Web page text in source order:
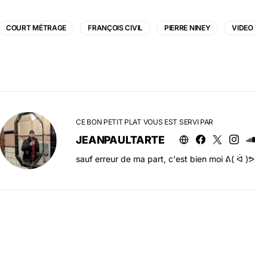
COURT MÉTRAGE FRANÇOIS CIVIL PIERRE NINEY VIDEO
CE BON PETIT PLAT VOUS EST SERVI PAR
JEANPAULTARTE
sauf erreur de ma part, c'est bien moi ᕕ( ᐛ )ᕗ